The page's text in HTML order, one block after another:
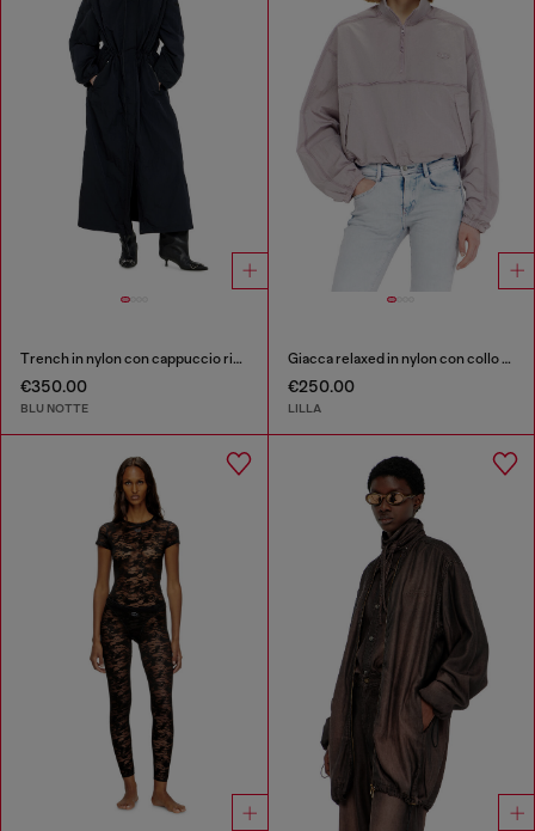
Trench in nylon con cappuccio rimovibile
€350.00
BLU NOTTE
Giacca relaxed in nylon con collo alto
€250.00
LILLA